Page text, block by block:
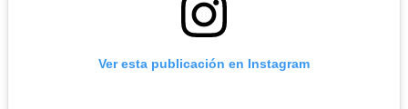
Ver esta publicación en Instagram